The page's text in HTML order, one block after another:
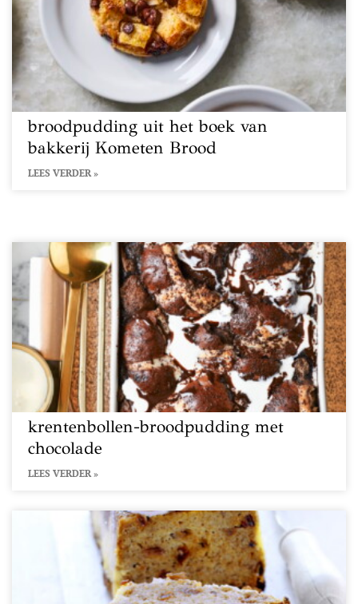
broodpudding uit het boek van
bakkerij Kometen Brood
LEES VERDER »
krentenbollen-broodpudding met
chocolade
LEES VERDER »